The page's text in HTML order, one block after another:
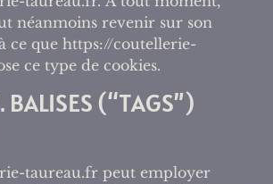
néanmoins revenir sur son
ce que https://coutellerie-
ce type de cookies.
(“TAGS”)
taureau.fr peut employer